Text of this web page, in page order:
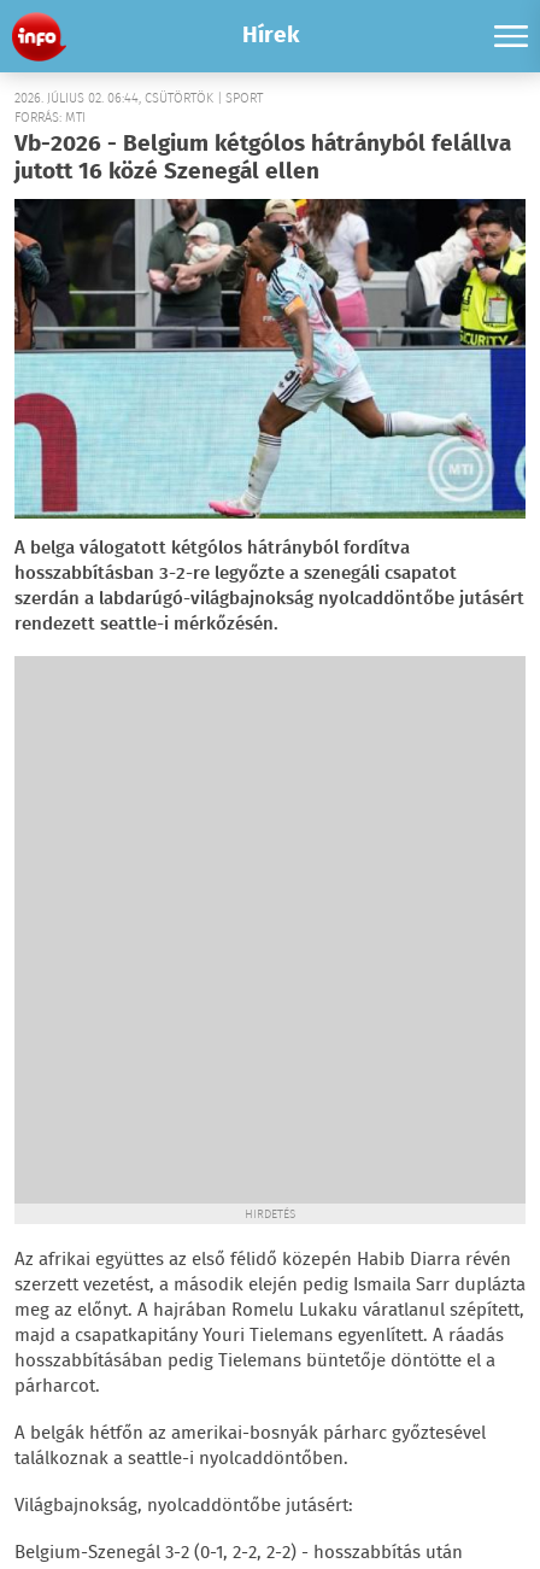
Hírek
2026. JÚLIUS 02. 06:44, CSÜTÖRTÖK | SPORT
FORRÁS: MTI
Vb-2026 - Belgium kétgólos hátrányból felállva
jutott 16 közé Szenegál ellen
A belga válogatott kétgólos hátrányból fordítva
hosszabbításban 3-2-re legyőzte a szenegáli csapatot
szerdán a labdarúgó-világbajnokság nyolcaddöntőbe jutásért
rendezett seattle-i mérkőzésén.
HIRDETÉS
Az afrikai együttes az első félidő közepén Habib Diarra révén
szerzett vezetést, a második elején pedig Ismaila Sarr duplázta
meg az előnyt. A hajrában Romelu Lukaku váratlanul szépített,
majd a csapatkapitány Youri Tielemans egyenlített. A ráadás
hosszabbításában pedig Tielemans büntetője döntötte el a
párharcot.
A belgák hétfőn az amerikai-bosnyák párharc győztesével
találkoznak a seattle-i nyolcaddöntőben.
Világbajnokság, nyolcaddöntőbe jutásért:
Belgium-Szenegál 3-2 (0-1, 2-2, 2-2) - hosszabbítás után